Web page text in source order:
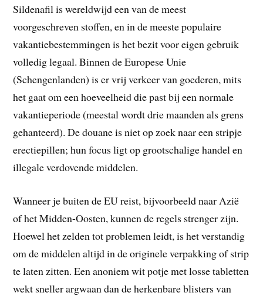
Sildenafil is wereldwijd een van de meest
voorgeschreven stoffen, en in de meeste populaire
vakantiebestemmingen is het bezit voor eigen gebruik
volledig legaal. Binnen de Europese Unie
(Schengenlanden) is er vrij verkeer van goederen, mits
het gaat om een hoeveelheid die past bij een normale
vakantieperiode (meestal wordt drie maanden als grens
gehanteerd). De douane is niet op zoek naar een stripje
erectiepillen; hun focus ligt op grootschalige handel en
illegale verdovende middelen.
Wanneer je buiten de EU reist, bijvoorbeeld naar Azië
of het Midden-Oosten, kunnen de regels strenger zijn.
Hoewel het zelden tot problemen leidt, is het verstandig
om de middelen altijd in de originele verpakking of strip
te laten zitten. Een anoniem wit potje met losse tabletten
wekt sneller argwaan dan de herkenbare blisters van